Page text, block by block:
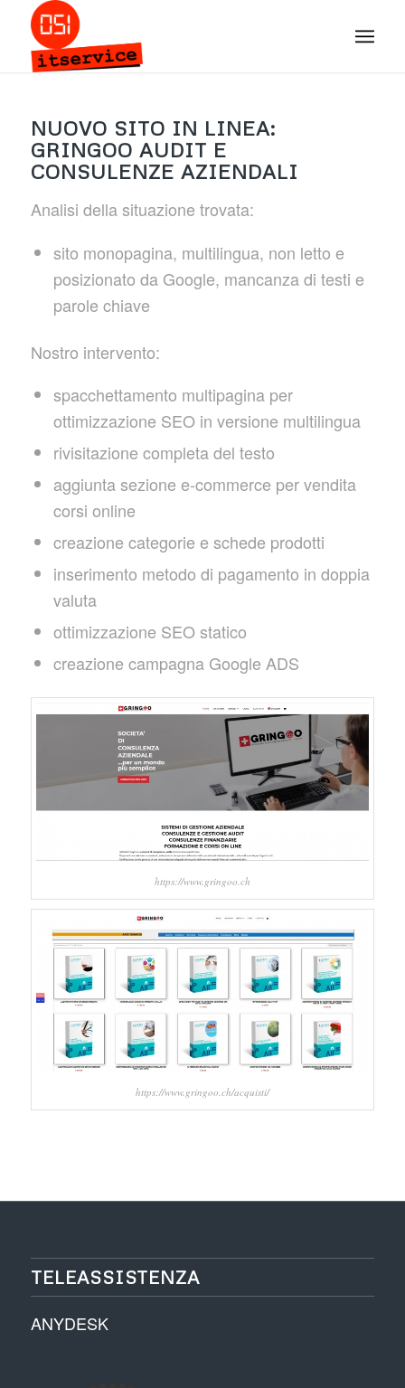
NUOVO SITO IN LINEA:
GRINGOO AUDIT E
CONSULENZE AZIENDALI
Analisi della situazione trovata:
sito monopagina, multilingua, non letto e
posizionato da Google, mancanza di testi e
parole chiave
Nostro intervento:
spacchettamento multipagina per
ottimizzazione SEO in versione multilingua
rivisitazione completa del testo
aggiunta sezione e-commerce per vendita
corsi online
creazione categorie e schede prodotti
inserimento metodo di pagamento in doppia
valuta
ottimizzazione SEO statico
creazione campagna Google ADS
https://www.gringoo.ch
https://www.gringoo.ch/acquisti/
TELEASSISTENZA
ANYDESK